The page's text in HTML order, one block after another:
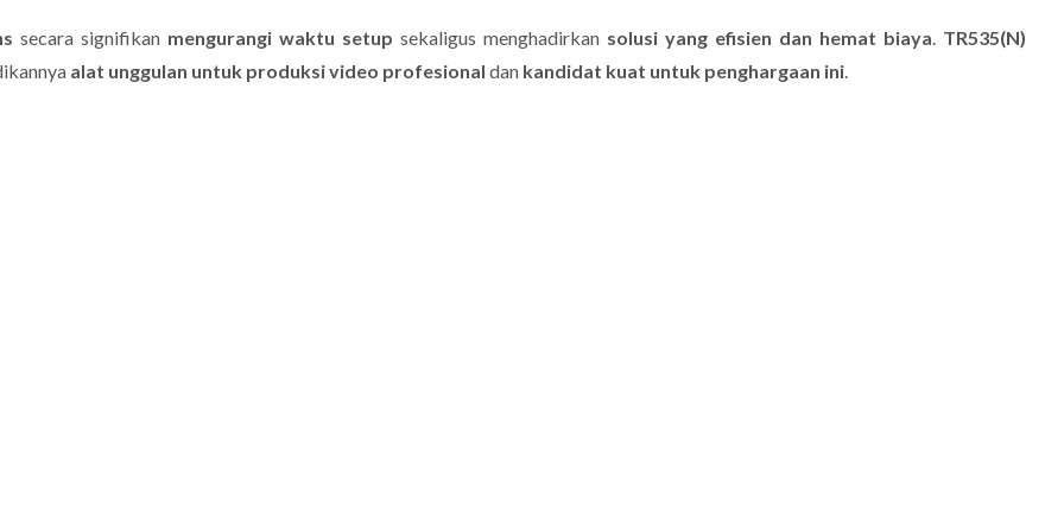
secara signifikan mengurangi waktu setup sekaligus menghadirkan solusi yang efisien dan hemat biaya. TR535(N)
alat unggulan untuk produksi video profesional dan kandidat kuat untuk penghargaan ini.